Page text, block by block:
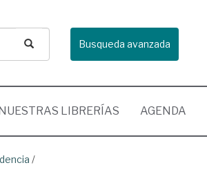
Busqueda avanzada
LIBRERÍAS AGENDA
/